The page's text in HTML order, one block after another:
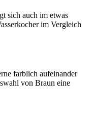
sich auch im etwas
im Vergleich
farblich aufeinander
von Braun eine